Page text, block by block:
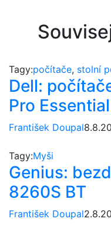
Tagy:počítače, stolní
Dell:
Pro Essential
František Doupal
Tagy:Myši
Genius:
8260S BT
František Doupal